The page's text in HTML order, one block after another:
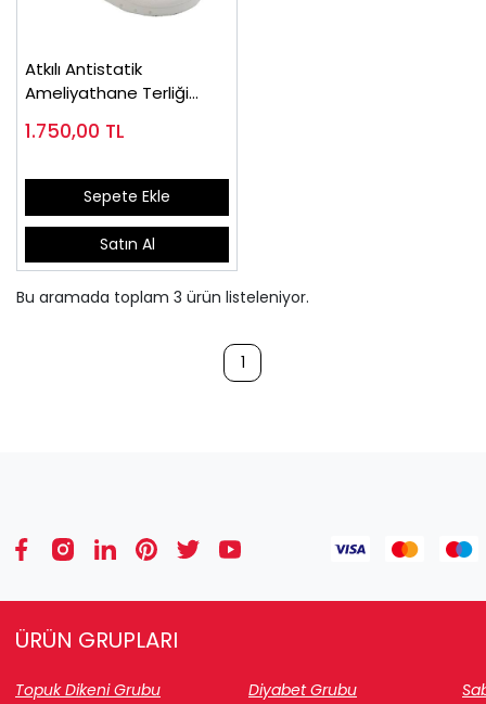
Atkılı Antistatik
Ameliyathane Terliği
1.750,00 TL
Sepete Ekle
Satın Al
Bu aramada toplam 3 ürün listeleniyor.
1
ÜRÜN GRUPLARI
Topuk Dikeni Grubu Diyabet Grubu